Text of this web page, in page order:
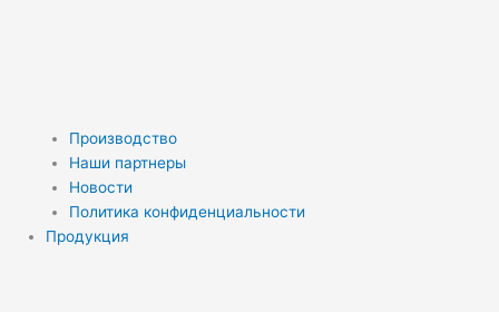
Производство
Наши партнеры
Новости
Политика конфиденциальности
Продукция